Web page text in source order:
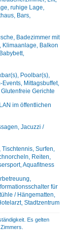
ruhige Lage,
Bars,
Badezimmer mit
Klimaanlage, Balkon
Poolbar(s),
Mittagsbuffet,
Gerichte
im öffentlichen
Jacuzzi /
Surfen,
Reiten,
Aquafitness
für
/ Hängematten,
Stadtzentrum
Es gelten